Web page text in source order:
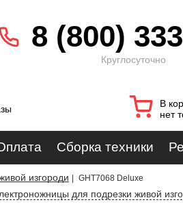
8 (800)
Круглосуточно
В
нет
Сборка техники
изгороди GHT7068 Deluxe
для подрезки живой